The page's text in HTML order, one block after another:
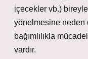
içecekler vb.)
yönelmesine neden
bağımlılıkla
vardır.